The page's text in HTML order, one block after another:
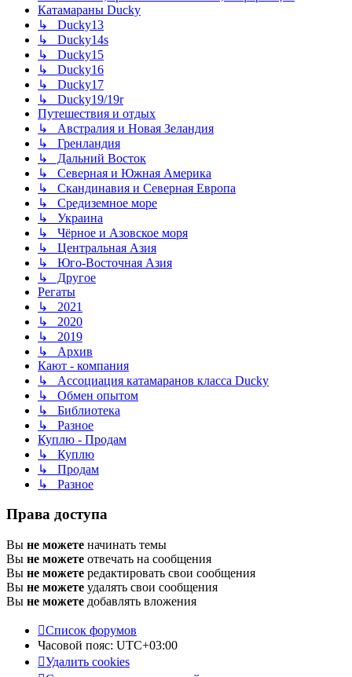
Катамараны Ducky
↳ Ducky13
↳ Ducky14s
↳ Ducky15
↳ Ducky16
↳ Ducky17
↳ Ducky19/19r
Путешествия и отдых
↳ Австралия и Новая Зеландия
↳ Гренландия
↳ Дальний Восток
↳ Северная и Южная Америка
↳ Скандинавия и Северная Европа
↳ Средиземное море
↳ Украина
↳ Чёрное и Азовское моря
↳ Центральная Азия
↳ Юго-Восточная Азия
↳ Другое
Регаты
↳ 2021
↳ 2020
↳ 2019
↳ Архив
Кают - компания
↳ Ассоциация катамаранов класса Ducky
↳ Обмен опытом
↳ Библиотека
↳ Разное
Куплю - Продам
↳ Куплю
↳ Продам
↳ Разное
Права доступа
Вы не можете начинать темы
Вы не можете отвечать на сообщения
Вы не можете редактировать свои сообщения
Вы не можете удалять свои сообщения
Вы не можете добавлять вложения
Список форумов
Часовой пояс: UTC+03:00
Удалить cookies